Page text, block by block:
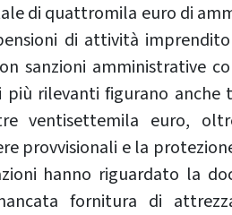
di quattromila euro di
di attività
sanzioni amministrative
rilevanti figurano anche
ventisettemila euro,
provvisionali e la
hanno riguardato la
fornitura di